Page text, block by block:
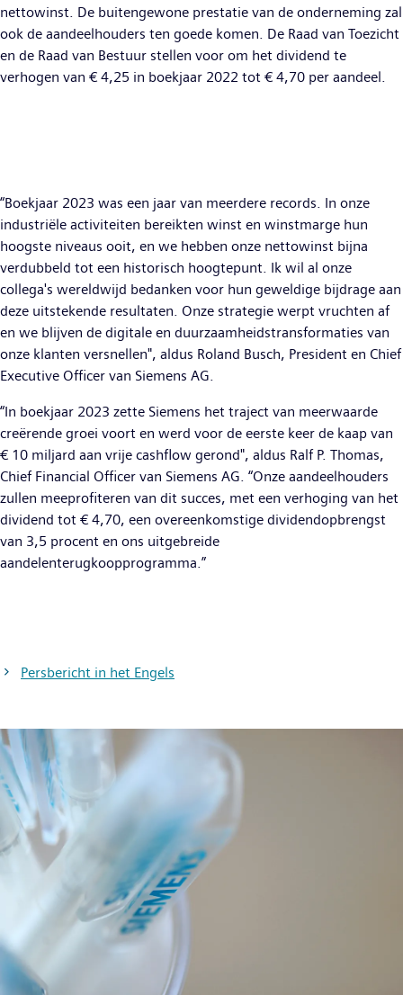
nettowinst. De buitengewone prestatie van de onderneming zal
ook de aandeelhouders ten goede komen. De Raad van Toezicht
en de Raad van Bestuur stellen voor om het dividend te
verhogen van € 4,25 in boekjaar 2022 tot € 4,70 per aandeel.
“Boekjaar 2023 was een jaar van meerdere records. In onze
industriële activiteiten bereikten winst en winstmarge hun
hoogste niveaus ooit, en we hebben onze nettowinst bijna
verdubbeld tot een historisch hoogtepunt. Ik wil al onze
collega's wereldwijd bedanken voor hun geweldige bijdrage aan
deze uitstekende resultaten. Onze strategie werpt vruchten af
en we blijven de digitale en duurzaamheidstransformaties van
onze klanten versnellen", aldus Roland Busch, President en Chief
Executive Officer van Siemens AG.
“In boekjaar 2023 zette Siemens het traject van meerwaarde
creërende groei voort en werd voor de eerste keer de kaap van
€ 10 miljard aan vrije cashflow gerond", aldus Ralf P. Thomas,
Chief Financial Officer van Siemens AG. “Onze aandeelhouders
zullen meeprofiteren van dit succes, met een verhoging van het
dividend tot € 4,70, een overeenkomstige dividendopbrengst
van 3,5 procent en ons uitgebreide
aandelenterugkoopprogramma.”
Persbericht in het Engels